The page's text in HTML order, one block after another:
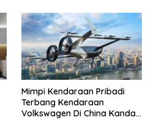
Mimpi Kendaraan Pribadi
Terbang Kendaraan
Volkswagen Di China Kandas